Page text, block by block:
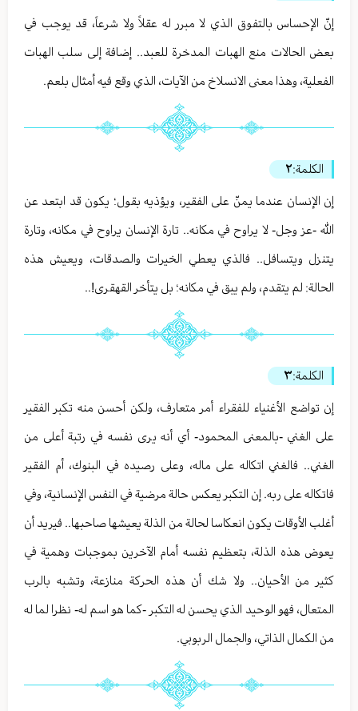
إنّ الإحساس بالتفوق الذي لا مبرر له عقلاً ولا شرعاً، قد يوجب في
بعض الحالات منع الهبات المدخرة للعبد.. إضافة إلى سلب الهبات
الفعلية، وهذا معنى الانسلاخ من الآيات، الذي وقع فيه أمثال بلعم.
الكلمة:٢
إن الإنسان عندما يمنّ على الفقير، ويؤذيه بقول؛ يكون قد ابتعد عن
الله -عز وجل- لا يراوح في مكانه.. تارة الإنسان يراوح في مكانه، وتارة
يتنزل ويتسافل.. فالذي يعطي الخيرات والصدقات، ويعيش هذه
الحالة: لم يتقدم، ولم يبق في مكانه؛ بل يتأخر القهقرى!..
الكلمة:٣
إن تواضع الأغنياء للفقراء أمر متعارف، ولكن أحسن منه تكبر الفقير
على الغني -بالمعنى المحمود- أي أنه يرى نفسه في رتبة أعلى من
الغني.. فالغني اتكاله على ماله، وعلى رصيده في البنوك، أم الفقير
فاتكاله على ربه. إن التكبر يعكس حالة مرضية في النفس الإنسانية، وفي
أغلب الأوقات يكون انعكاسا لحالة من الذلة يعيشها صاحبها.. فيريد أن
يعوض هذه الذلة، بتعظيم نفسه أمام الآخرين بموجبات وهمية في
كثير من الأحيان.. ولا شك أن هذه الحركة منازعة، وتشبه بالرب
المتعال، فهو الوحيد الذي يحسن له التكبر -كما هو اسم له- نظرا لما له
من الكمال الذاتي، والجمال الربوبي.